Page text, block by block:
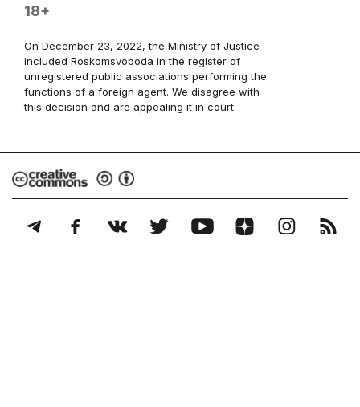
18+
On December 23, 2022, the Ministry of Justice
included Roskomsvoboda in the register of
unregistered public associations performing the
functions of a foreign agent. We disagree with
this decision and are appealing it in court.